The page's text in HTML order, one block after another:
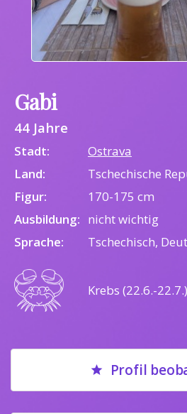
Gabi
44 Jahre
Stadt:
Ostrava
Land:
Tschechische
Figur:
170-175 cm
Ausbildung: nicht wichtig
Sprache:
Tschechisch,
Krebs (22.6.-22.7.)
Profil